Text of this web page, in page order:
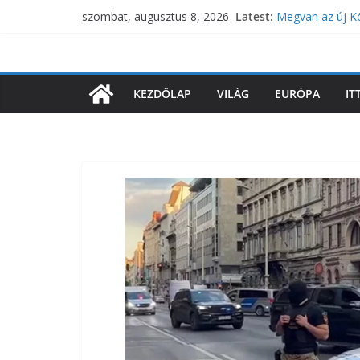
szombat, augusztus 8, 2026 Latest: Megvan az új
Vitézy Dávid:
KEZDŐLAP VILÁG EURÓPA